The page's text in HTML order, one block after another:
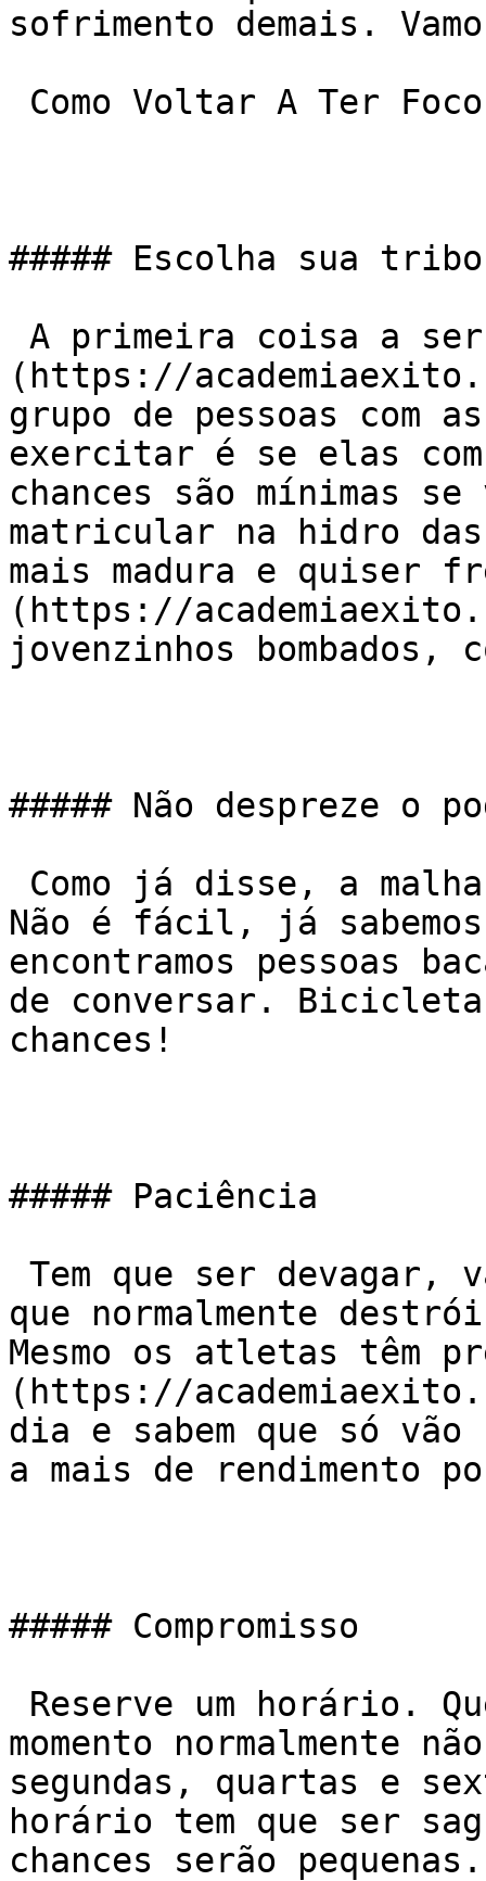
sofrimento demais.
##### Escolha sua tribo
(https://
grupo de pessoas com
exercitar é se elas
chances são mínimas
matricular na hidro das
mais madura e quiser
(https://
jovenzinhos bombados,
##### Não despreze o
Não é fácil, já
encontramos pessoas
de conversar. Bicicleta
chances!
##### Paciência
que normalmente
Mesmo os atletas têm
(https://
dia e sabem que só vão
a mais de rendimento
##### Compromisso
momento normalmente
segundas, quartas e
horário tem que ser
chances serão pequenas.